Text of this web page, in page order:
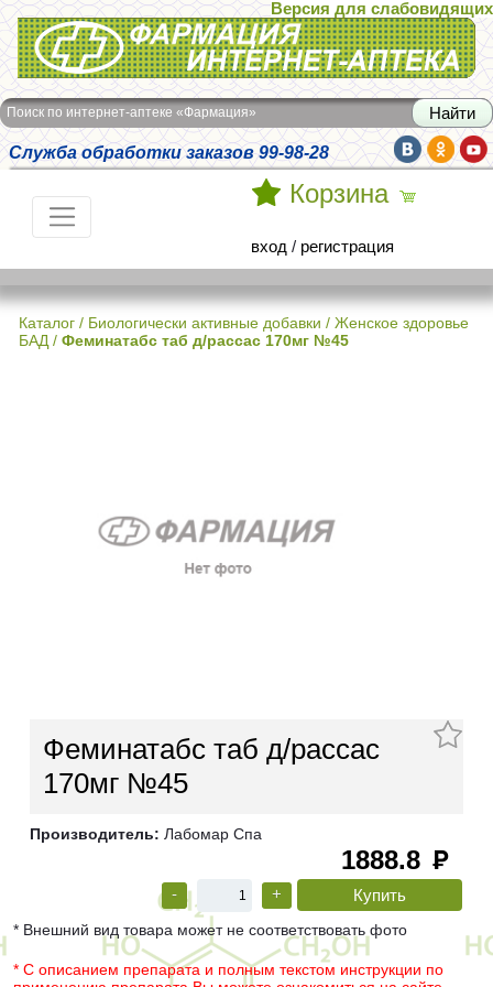
Интернет-аптека Фармация
Версия для слабовидящих
Поиск по интернет-аптеке «Фармация»
Служба обработки заказов 99-98-28
Корзина
вход / регистрация
Каталог / Биологически активные добавки / Женское здоровье
БАД / Феминатабс таб д/рассас 170мг №45
Феминатабс таб д/рассас
170мг №45
Производитель: Лабомар Спа
1888.8 руб
- +
* Внешний вид товара может не соответствовать фото
* С описанием препарата и полным текстом инструкции по